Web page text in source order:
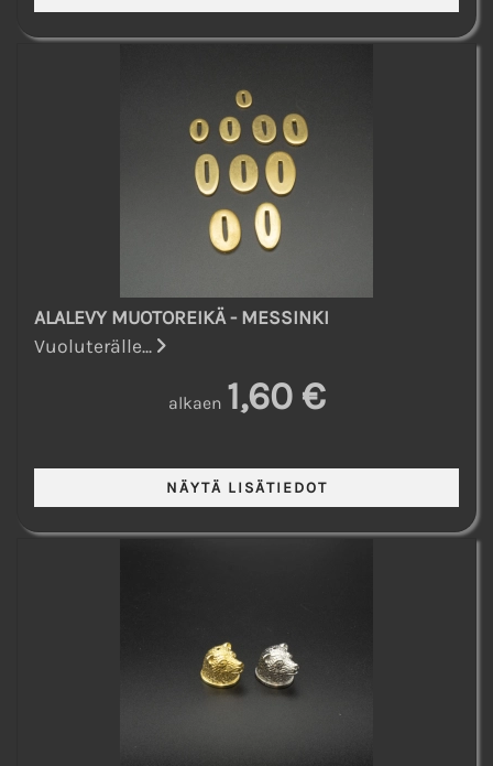
ALALEVY MUOTOREIKÄ - MESSINKI
Vuoluterälle...
alkaen 1,60 €